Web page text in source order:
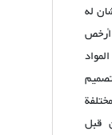
له
أرخص
قبل